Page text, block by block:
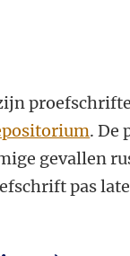
. De
gevallen
pas